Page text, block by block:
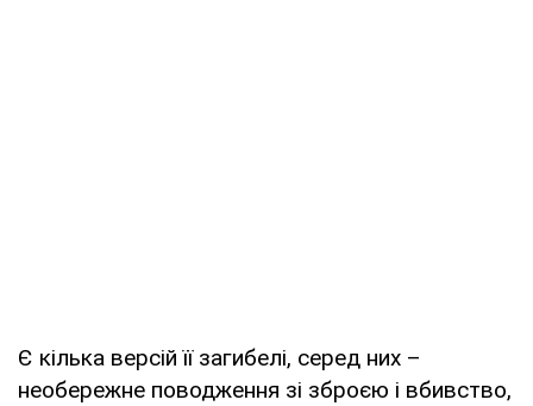
Є кілька версій її загибелі, серед них –
необережне поводження зі зброєю і вбивство,